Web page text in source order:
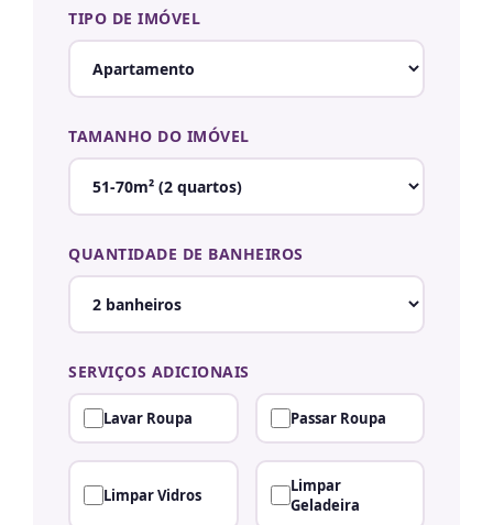
TIPO DE IMÓVEL
TAMANHO DO IMÓVEL
QUANTIDADE DE BANHEIROS
SERVIÇOS ADICIONAIS
Lavar Roupa Passar Roupa
Limpar Vidros
Limpar
Geladeira